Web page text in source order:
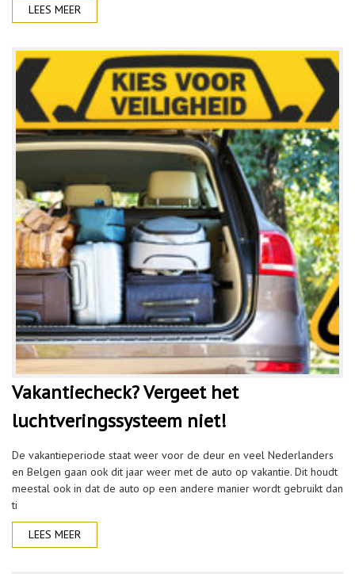
LEES MEER
Vakantiecheck? Vergeet het
luchtveringssysteem niet!
De vakantieperiode staat weer voor de deur en veel Nederlanders
en Belgen gaan ook dit jaar weer met de auto op vakantie. Dit houdt
meestal ook in dat de auto op een andere manier wordt gebruikt dan
ti
LEES MEER